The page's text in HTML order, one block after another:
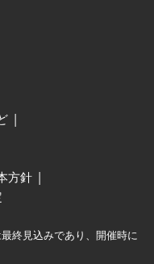
方針
終見込みであり、開催時に